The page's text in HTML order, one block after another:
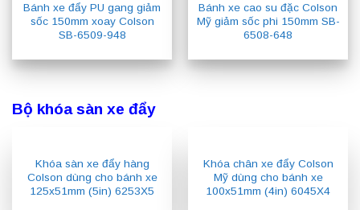
Bánh xe đẩy PU gang giảm
sốc 150mm xoay Colson
SB-6509-948
Bánh xe cao su đặc Colson
Mỹ giảm sốc phi 150mm SB-
6508-648
Bộ khóa sàn xe đẩy
Khóa sàn xe đẩy hàng
Colson dùng cho bánh xe
125x51mm (5in) 6253X5
Khóa chân xe đẩy Colson
Mỹ dùng cho bánh xe
100x51mm (4in) 6045X4